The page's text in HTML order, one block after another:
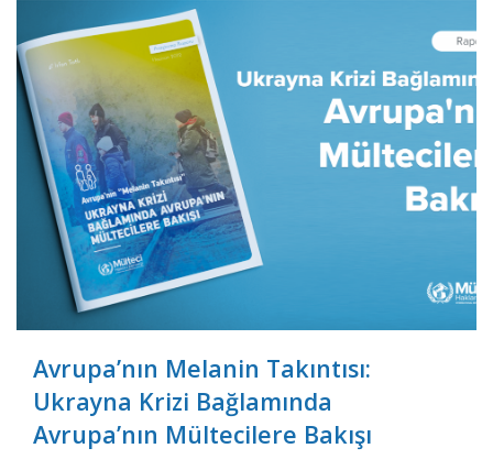
Avrupa’nın Melanin Takıntısı:
Ukrayna Krizi Bağlamında
Avrupa’nın Mültecilere Bakışı
Videolar
Yayınlar
Kitap ve film